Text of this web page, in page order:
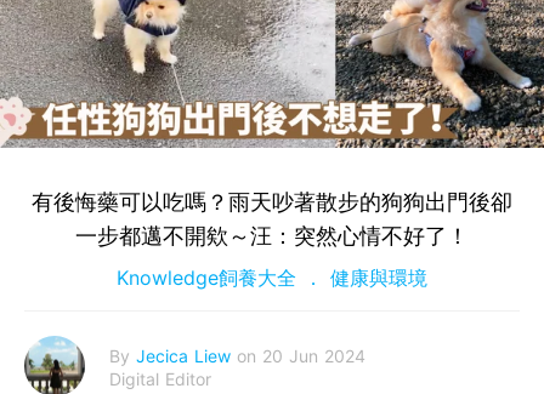
有後悔藥可以吃嗎？雨天吵著散步的狗狗出門後卻
一步都邁不開欸～汪：突然心情不好了！
Knowledge飼養大全 健康與環境
By Jecica Liew on 20 Jun 2024
Digital Editor